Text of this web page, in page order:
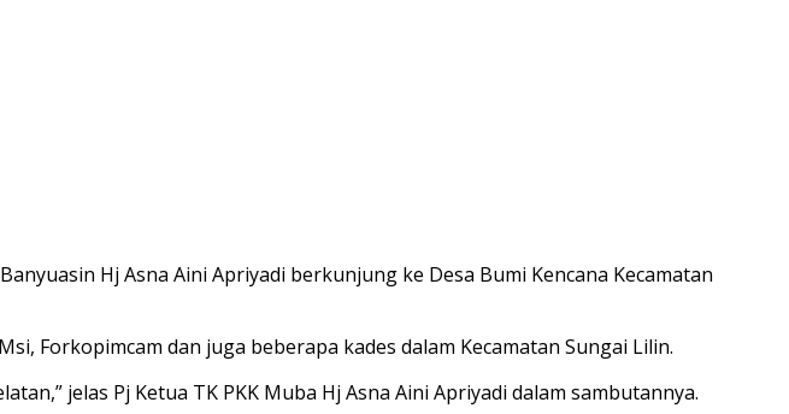
Hj Asna Aini Apriyadi berkunjung ke Desa Bumi Kencana Kecamatan
Forkopimcam dan juga beberapa kades dalam Kecamatan Sungai Lilin.
jelas Pj Ketua TK PKK Muba Hj Asna Aini Apriyadi dalam sambutannya.